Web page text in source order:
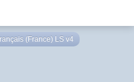
(France) LS v4